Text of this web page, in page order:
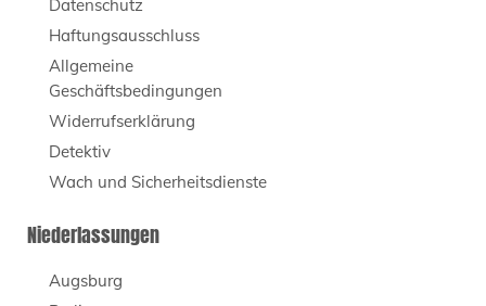
Datenschutz
Haftungsausschluss
Allgemeine
Geschäftsbedingungen
Widerrufserklärung
Detektiv
Wach und Sicherheitsdienste
Niederlassungen
Augsburg